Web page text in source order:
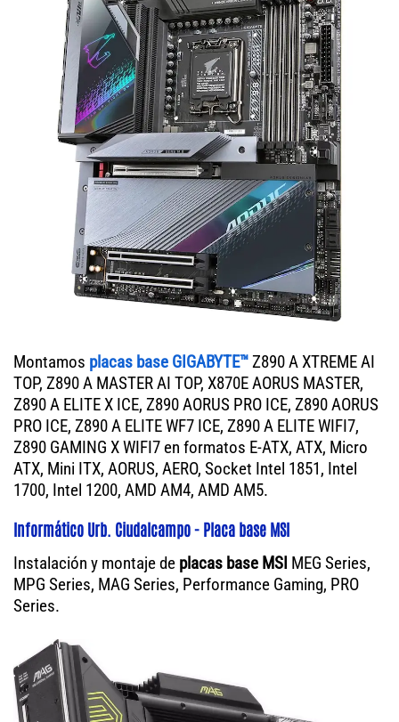
Montamos placas base GIGABYTE™Z890 A XTREME AI
TOP, Z890 A MASTER AI TOP, X870E AORUS MASTER,
Z890 A ELITE X ICE, Z890 AORUS PRO ICE, Z890 AORUS
PRO ICE, Z890 A ELITE WF7 ICE, Z890 A ELITE WIFI7,
Z890 GAMING X WIFI7 en formatos E-ATX, ATX, Micro
ATX, Mini ITX, AORUS, AERO, Socket Intel 1851, Intel
1700, Intel 1200, AMD AM4, AMD AM5.
Informático Urb. Ciudalcampo - Placa base MSI
Instalación y montaje de placas base MSI MEG Series,
MPG Series, MAG Series, Performance Gaming, PRO
Series.